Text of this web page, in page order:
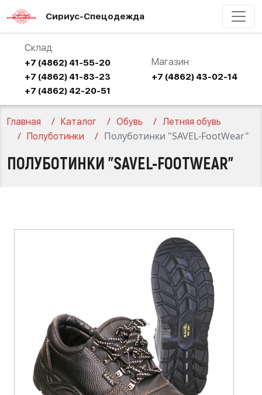
Сириус-Спецодежда
Склад
+7 (4862) 41-55-20
+7 (4862) 41-83-23
+7 (4862) 42-20-51
Магазин
+7 (4862) 43-02-14
Главная Каталог Обувь
Летняя обувь
Полуботинки
Полуботинки "SAVEL-FootWear"
ПОЛУБОТИНКИ "SAVEL-FOOTWEAR"